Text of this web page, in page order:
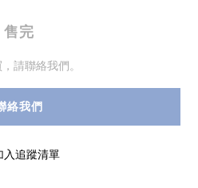
售完
請聯絡我們。
絡我們
入追蹤清單